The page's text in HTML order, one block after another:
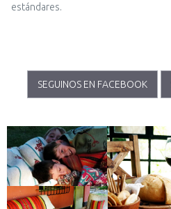
estándares.
SEGUINOS EN FACEBOOK